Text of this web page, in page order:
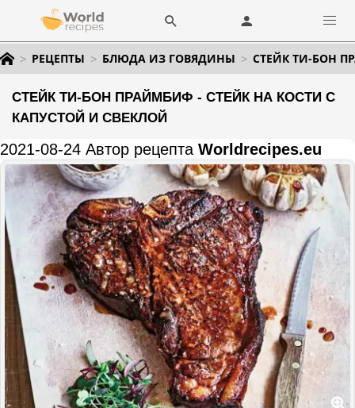
РЕЦЕПТЫ БЛЮДА ИЗ ГОВЯДИНЫ СТЕЙК ТИ-БОН
СТЕЙК ТИ-БОН ПРАЙМБИФ - СТЕЙК НА КОСТИ С
КАПУСТОЙ И СВЕКЛОЙ
2021-08-24 Автор рецепта Worldrecipes.eu